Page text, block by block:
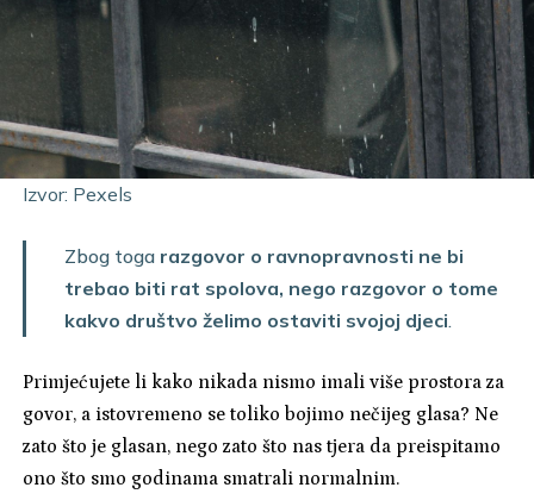
Izvor: Pexels
Zbog toga razgovor o ravnopravnosti ne bi
trebao biti rat spolova, nego razgovor o tome
kakvo društvo želimo ostaviti svojoj djeci.
Primjećujete li kako nikada nismo imali više prostora za
govor, a istovremeno se toliko bojimo nečijeg glasa? Ne
zato što je glasan, nego zato što nas tjera da preispitamo
ono što smo godinama smatrali normalnim.